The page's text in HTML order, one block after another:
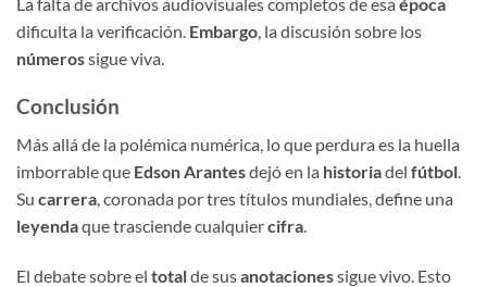
dificulta la verificación. Embargo , la discusión sobre los
númerossigue viva.
Conclusión
Más allá de la polémica numérica, lo que perdura es la huella
imborrable que Edson Arantesdejó en la historiadel fútbol.
Su carrera, coronada por tres títulos mundiales, define una
leyendaque trasciende cualquiercifra.
El debate sobre el totalde susanotacionessigue vivo. Esto